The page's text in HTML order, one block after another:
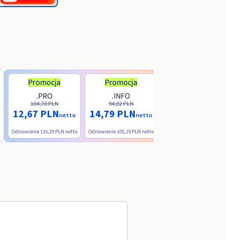
Promocja
.PRO
104,78 PLN
12,67 PLNnetto
Odnowienie 116,29 PLN netto
Promocja
.INFO
94,82 PLN
14,79 PLNnetto
Odnowienie 105,19 PLN netto